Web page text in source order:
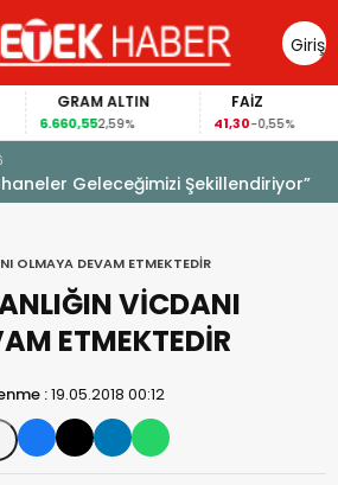
Giriş
Yap
GRAM ALTIN
6.660,552,59%
FAİZ
41,30-0,55%
Geleceğimizi Şekillendiriyor”
OLMAYA DEVAM ETMEKTEDİR
VİCDANI
ETMEKTEDİR
:19.05.2018 00:12